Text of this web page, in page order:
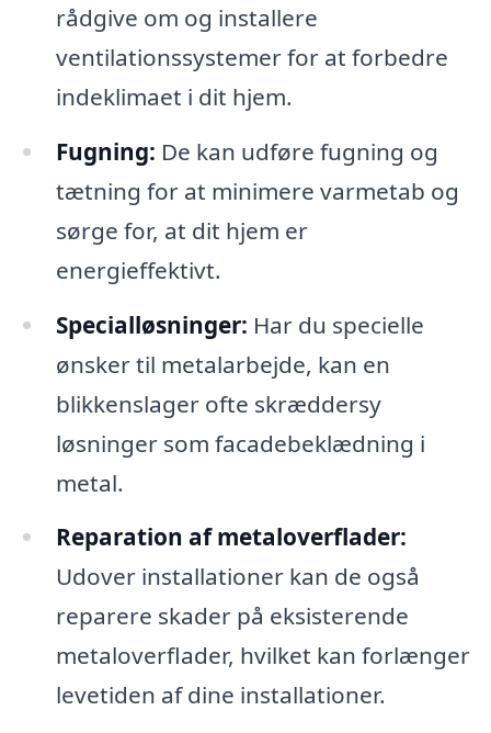
rådgive om og installere
ventilationssystemer for at forbedre
indeklimaet i dit hjem.
Fugning: De kan udføre fugning og
tætning for at minimere varmetab og
sørge for, at dit hjem er
energieffektivt.
Specialløsninger: Har du specielle
ønsker til metalarbejde, kan en
blikkenslager ofte skræddersy
løsninger som facadebeklædning i
metal.
Reparation af metaloverflader:
Udover installationer kan de også
reparere skader på eksisterende
metaloverflader, hvilket kan forlænger
levetiden af dine installationer.